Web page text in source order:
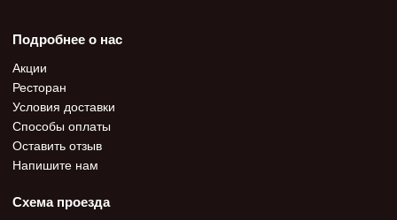
Подробнее о нас
Акции
Ресторан
Условия доставки
Способы оплаты
Оставить отзыв
Напишите нам
Схема проезда